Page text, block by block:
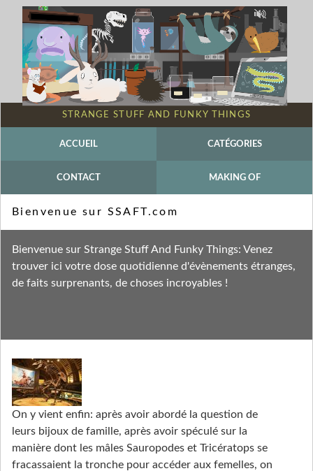
STRANGE STUFF AND FUNKY THINGS
ACCUEIL CATÉGORIES
CONTACT MAKING OF
Fil des commentaires
On y vient enfin: après avoir abordé la question de
leurs bijoux de famille, après avoir spéculé sur la
manière dont les mâles Sauropodes et Tricératops se
fracassaient la tronche pour accéder aux femelles, on
Bienvenue sur SSAFT.com
Bienvenue sur Strange Stuff And Funky Things: Venez
trouver ici votre dose quotidienne d'évènements étranges,
de faits surprenants, de choses incroyables !